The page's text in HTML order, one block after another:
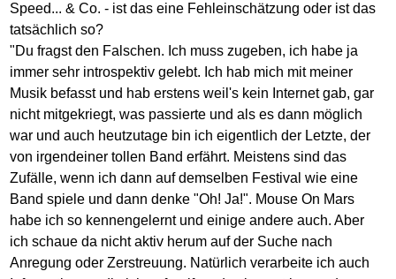
Speed... & Co. - ist das eine Fehleinschätzung oder ist das
tatsächlich so?
"Du fragst den Falschen. Ich muss zugeben, ich habe ja
immer sehr introspektiv gelebt. Ich hab mich mit meiner
Musik befasst und hab erstens weil's kein Internet gab, gar
nicht mitgekriegt, was passierte und als es dann möglich
war und auch heutzutage bin ich eigentlich der Letzte, der
von irgendeiner tollen Band erfährt. Meistens sind das
Zufälle, wenn ich dann auf demselben Festival wie eine
Band spiele und dann denke "Oh! Ja!". Mouse On Mars
habe ich so kennengelernt und einige andere auch. Aber
ich schaue da nicht aktiv herum auf der Suche nach
Anregung oder Zerstreuung. Natürlich verarbeite ich auch